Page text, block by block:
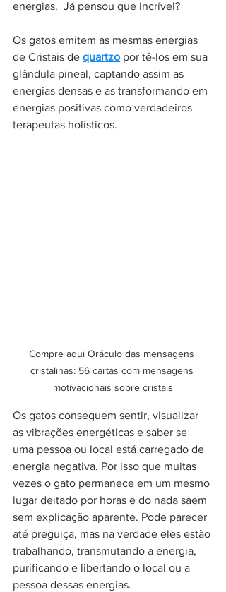
energias.  Já pensou que incrível?
Os gatos emitem as mesmas energias
de Cristais de quartzo por tê-los em sua
glândula pineal, captando assim as
energias densas e as transformando em
energias positivas como verdadeiros
terapeutas holísticos.
Compre aqui Oráculo das mensagens
cristalinas: 56 cartas com mensagens
motivacionais sobre cristais
Os gatos conseguem sentir, visualizar
as vibrações energéticas e saber se
uma pessoa ou local está carregado de
energia negativa. Por isso que muitas
vezes o gato permanece em um mesmo
lugar deitado por horas e do nada saem
sem explicação aparente. Pode parecer
até preguiça, mas na verdade eles estão
trabalhando, transmutando a energia,
purificando e libertando o local ou a
pessoa dessas energias.